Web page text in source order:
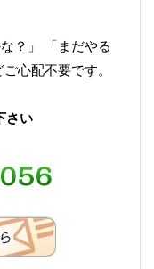
？」 「まだやる
心配不要です。
さい